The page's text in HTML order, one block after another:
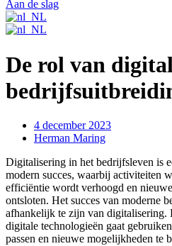
Aan de slag
De rol van
4 december 2023
Herman Maring
Digitalisering in het bedrijfsleven is
modern succes, waarbij activiteiten
efficiëntie wordt verhoogd en
ontsloten. Het succes van moderne
afhankelijk te zijn van digitalisering.
digitale technologieën gaat
passen en nieuwe mogelijkheden te